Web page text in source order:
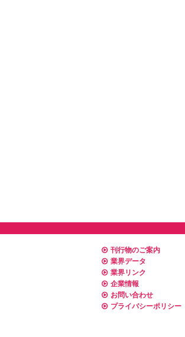
刊行物のご案内
業界データ
業界リンク
企業情報
お問い合わせ
プライバシーポリシー